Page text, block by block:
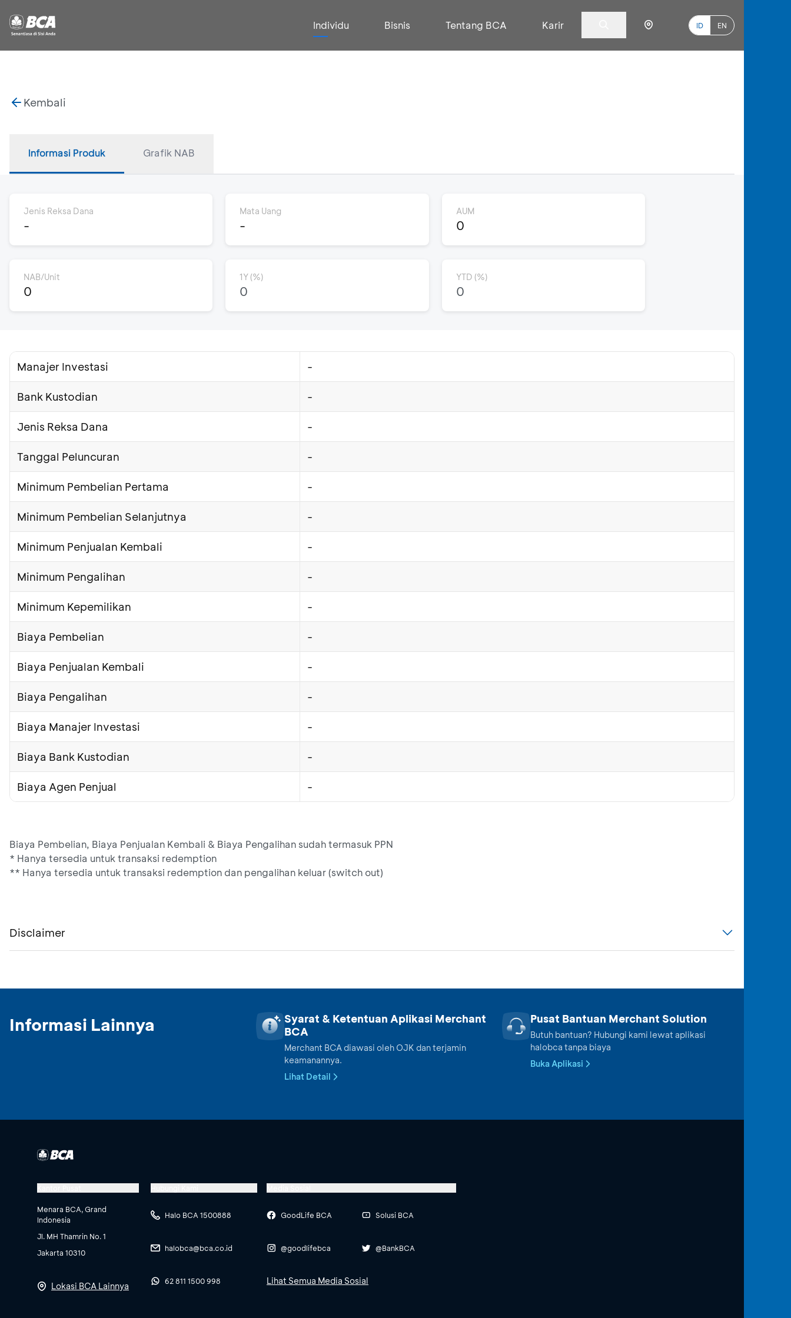
Individu Bisnis Tentang BCA Karir ID EN
Kembali
Informasi Produk Grafik NAB
Jenis Reksa Dana
-
Mata Uang
-
AUM
0
NAB/Unit
0
1Y (%)
0
YTD (%)
0
Manajer Investasi -
Bank Kustodian -
Jenis Reksa Dana -
Tanggal Peluncuran -
Minimum Pembelian Pertama -
Minimum Pembelian Selanjutnya -
Minimum Penjualan Kembali -
Minimum Pengalihan -
Minimum Kepemilikan -
Biaya Pembelian -
Biaya Penjualan Kembali -
Biaya Pengalihan -
Biaya Manajer Investasi -
Biaya Bank Kustodian -
Biaya Agen Penjual -
Biaya Pembelian, Biaya Penjualan Kembali & Biaya Pengalihan sudah termasuk PPN
* Hanya tersedia untuk transaksi redemption
** Hanya tersedia untuk transaksi redemption dan pengalihan keluar (switch out)
Disclaimer
Informasi Lainnya
Syarat & Ketentuan Aplikasi Merchant
BCA
Merchant BCA diawasi oleh OJK dan terjamin
keamanannya.
Lihat Detail
Pusat Bantuan Merchant Solution
Butuh bantuan? Hubungi kami lewat aplikasi
halobca tanpa biaya
Buka Aplikasi
Menara BCA, Grand
Indonesia
Jl. MH Thamrin No. 1
Jakarta 10310
Lokasi BCA Lainnya
Halo BCA 1500888
halobca@bca.co.id
62 811 1500 998
GoodLife BCA
@goodlifebca
Solusi BCA
@BankBCA
Lihat Semua Media Sosial